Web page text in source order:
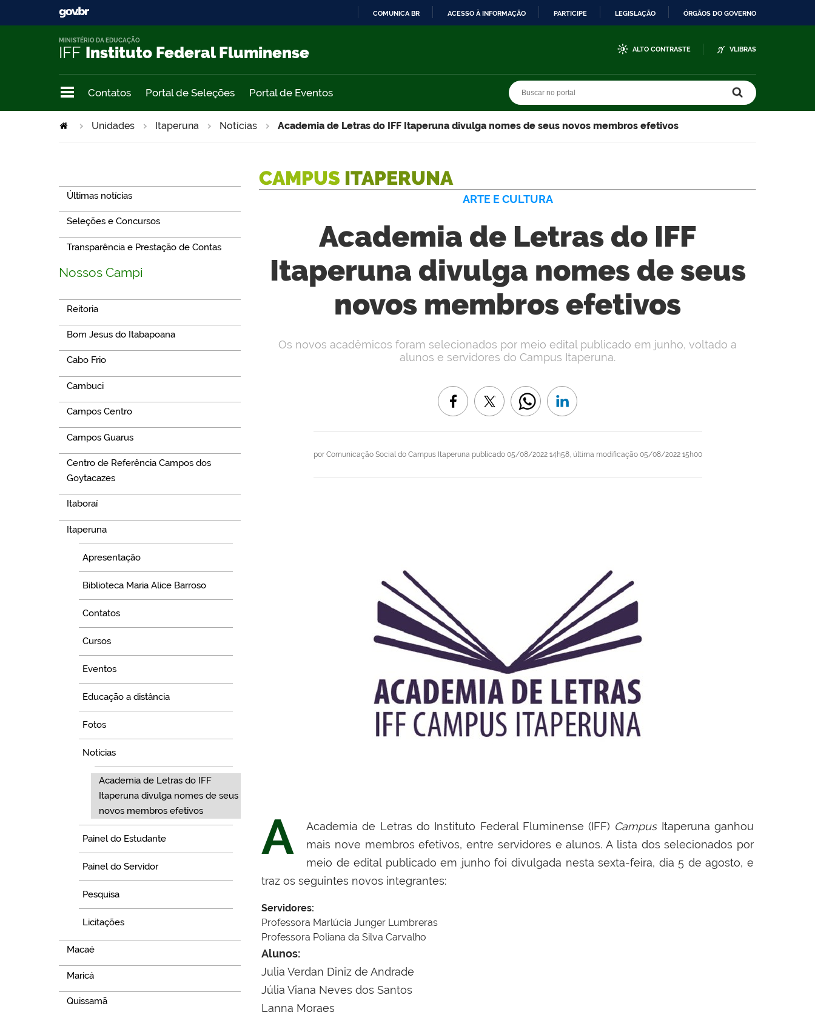
COMUNICA BR ACESSO À INFORMAÇÃO PARTICIPE LEGISLAÇÃO ÓRGÃOS DO GOVERNO
IFF Instituto Federal Fluminense
MINISTÉRIO DA EDUCAÇÃO
ALTO CONTRASTE VLIBRAS
Contatos Portal de Seleções Portal de Eventos
Unidades Itaperuna Notícias Academia de Letras do IFF Itaperuna divulga nomes de seus novos membros efetivos
Últimas notícias
Seleções e Concursos
Transparência e Prestação de Contas
Nossos Campi
Reitoria
Bom Jesus do Itabapoana
Cabo Frio
Cambuci
Campos Centro
Campos Guarus
Centro de Referência Campos dos
Goytacazes
Itaboraí
Itaperuna
Apresentação
Biblioteca Maria Alice Barroso
Contatos
Cursos
Eventos
Educação a distância
Fotos
Notícias
Academia de Letras do IFF
Itaperuna divulga nomes de seus
novos membros efetivos
Painel do Estudante
Painel do Servidor
Pesquisa
Licitações
Macaé
Maricá
Quissamã
CAMPUS ITAPERUNA
ARTE E CULTURA
Academia de Letras do IFF
Itaperuna divulga nomes de seus
novos membros efetivos
por Comunicação Social do Campus Itaperuna publicado05/08/2022 14h58, última modificação05/08/2022 15h00
Os novos acadêmicos foram selecionados por meio edital publicado em junho, voltado a
alunos e servidores do Campus Itaperuna.
A Academia de Letras do Instituto Federal Fluminense (IFF) CampusItaperuna ganhou
mais nove membros efetivos, entre servidores e alunos. A lista dos selecionados por
meio de edital publicado em junho foi divulgada nesta sexta-feira, dia 5 de agosto, e
traz os seguintes novos integrantes:
Servidores:
Professora Marlúcia Junger Lumbreras
Professora Poliana da Silva Carvalho
Alunos:
Julia Verdan Diniz de Andrade
Júlia Viana Neves dos Santos
Lanna Moraes